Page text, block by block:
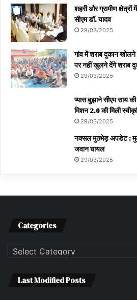
शहरी और ग्रामीण क्षेत्रों
सीएम डॉ. यादव
29/03/2025
गांव में शराब दुकान खोलने
पर नहीं खुलने देंगे शराब
29/03/2025
प्यास बुझाने सीएम साय
मिशन 2.0 की मिली
29/03/2025
नक्सल मुठभेड़ अपडेट :
जवान घायल
29/03/2025
Categories
Categories
Last Modified Posts